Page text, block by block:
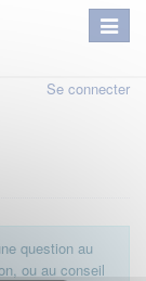
Se connecter
question au
ou au conseil